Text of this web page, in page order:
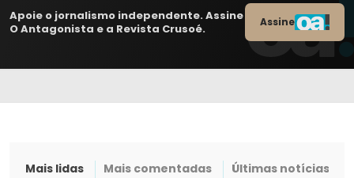
Apoie o jornalismo independente. Assine
O Antagonista e a Revista Crusoé.
Assine
Mais lidas Mais comentadas Últimas notícias